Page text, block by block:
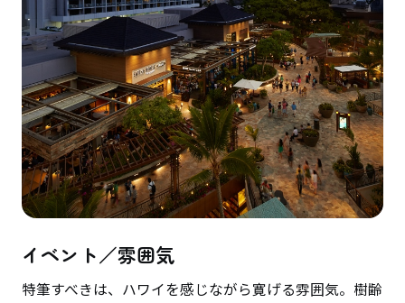
イベント／雰囲気
特筆すべきは、ハワイを感じながら寛げる雰囲気。樹齢